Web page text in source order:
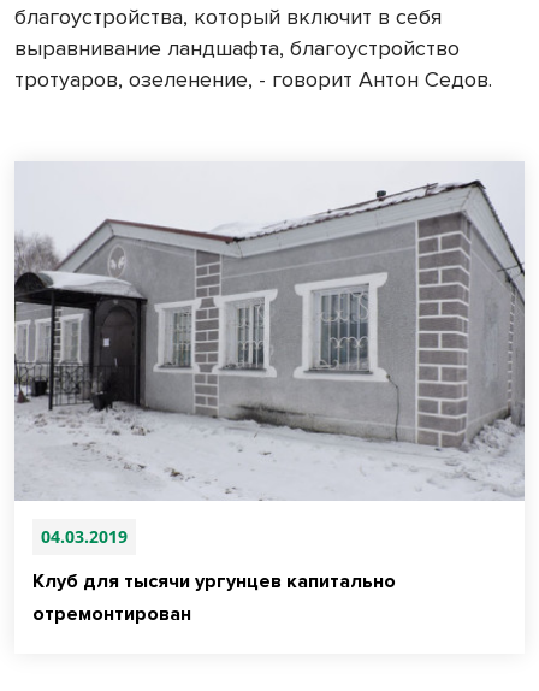
благоустройства, который включит в себя
выравнивание ландшафта, благоустройство
тротуаров, озеленение, - говорит Антон Седов.
04.03.2019
Клуб для тысячи ургунцев капитально
отремонтирован